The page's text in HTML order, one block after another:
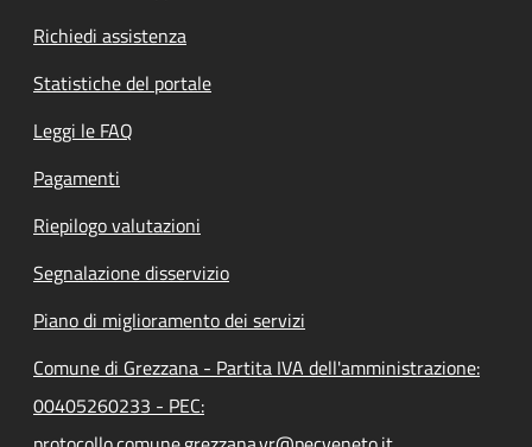
Richiedi assistenza
Statistiche del portale
Leggi le FAQ
Pagamenti
Riepilogo valutazioni
Segnalazione disservizio
Piano di miglioramento dei servizi
Comune di Grezzana - Partita IVA dell'amministrazione:
00405260233 - PEC: